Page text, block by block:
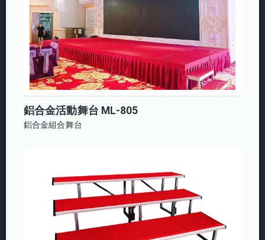
鋁合金活動舞台 ML-805
鋁合金組合舞台